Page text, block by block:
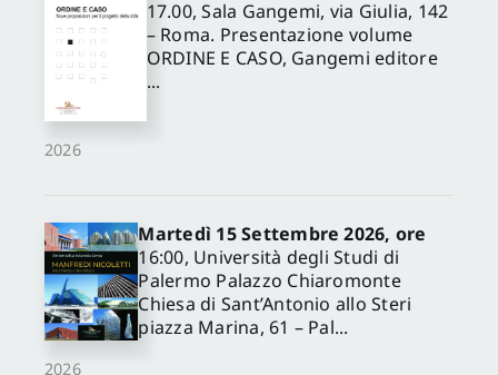
2026
17.00, Sala Gangemi, via Giulia, 142
– Roma. Presentazione volume
ORDINE E CASO, Gangemi editore
...
2026
Martedì 15 Settembre 2026, ore
16:00, Università degli Studi di
Palermo Palazzo Chiaromonte
Chiesa di Sant’Antonio allo Steri
piazza Marina, 61 – Pal...